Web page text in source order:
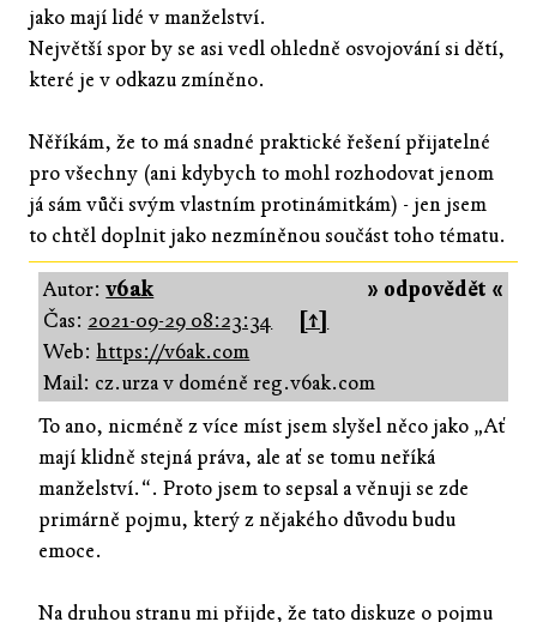
jako mají lidé v manželství.
Největší spor by se asi vedl ohledně osvojování si dětí,
které je v odkazu zmíněno.
Něříkám, že to má snadné praktické řešení přijatelné
pro všechny (ani kdybych to mohl rozhodovat jenom
já sám vůči svým vlastním protinámitkám) - jen jsem
to chtěl doplnit jako nezmíněnou součást toho tématu.
» odpovědět «
Autor:v6ak
Čas: 2021-09-29 08:23:34
[↑]
Web:https://v6ak.com
Mail: cz.urza v doméně reg.v6ak.com
To ano, nicméně z více míst jsem slyšel něco jako „Ať
mají klidně stejná práva, ale ať se tomu neříká
manželství.“. Proto jsem to sepsal a věnuji se zde
primárně pojmu, který z nějakého důvodu budu
emoce.
Na druhou stranu mi přijde, že tato diskuze o pojmu